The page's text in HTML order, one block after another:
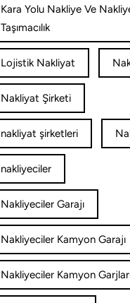
Kara Yolu Nakliye Ve
Taşımacılık
Lojistik Nakliyat
Nakliyat Şirketi
nakliyat şirketleri
nakliyeciler
Nakliyeciler Garajı
Nakliyeciler Kamyon Garajı
Nakliyeciler Kamyon